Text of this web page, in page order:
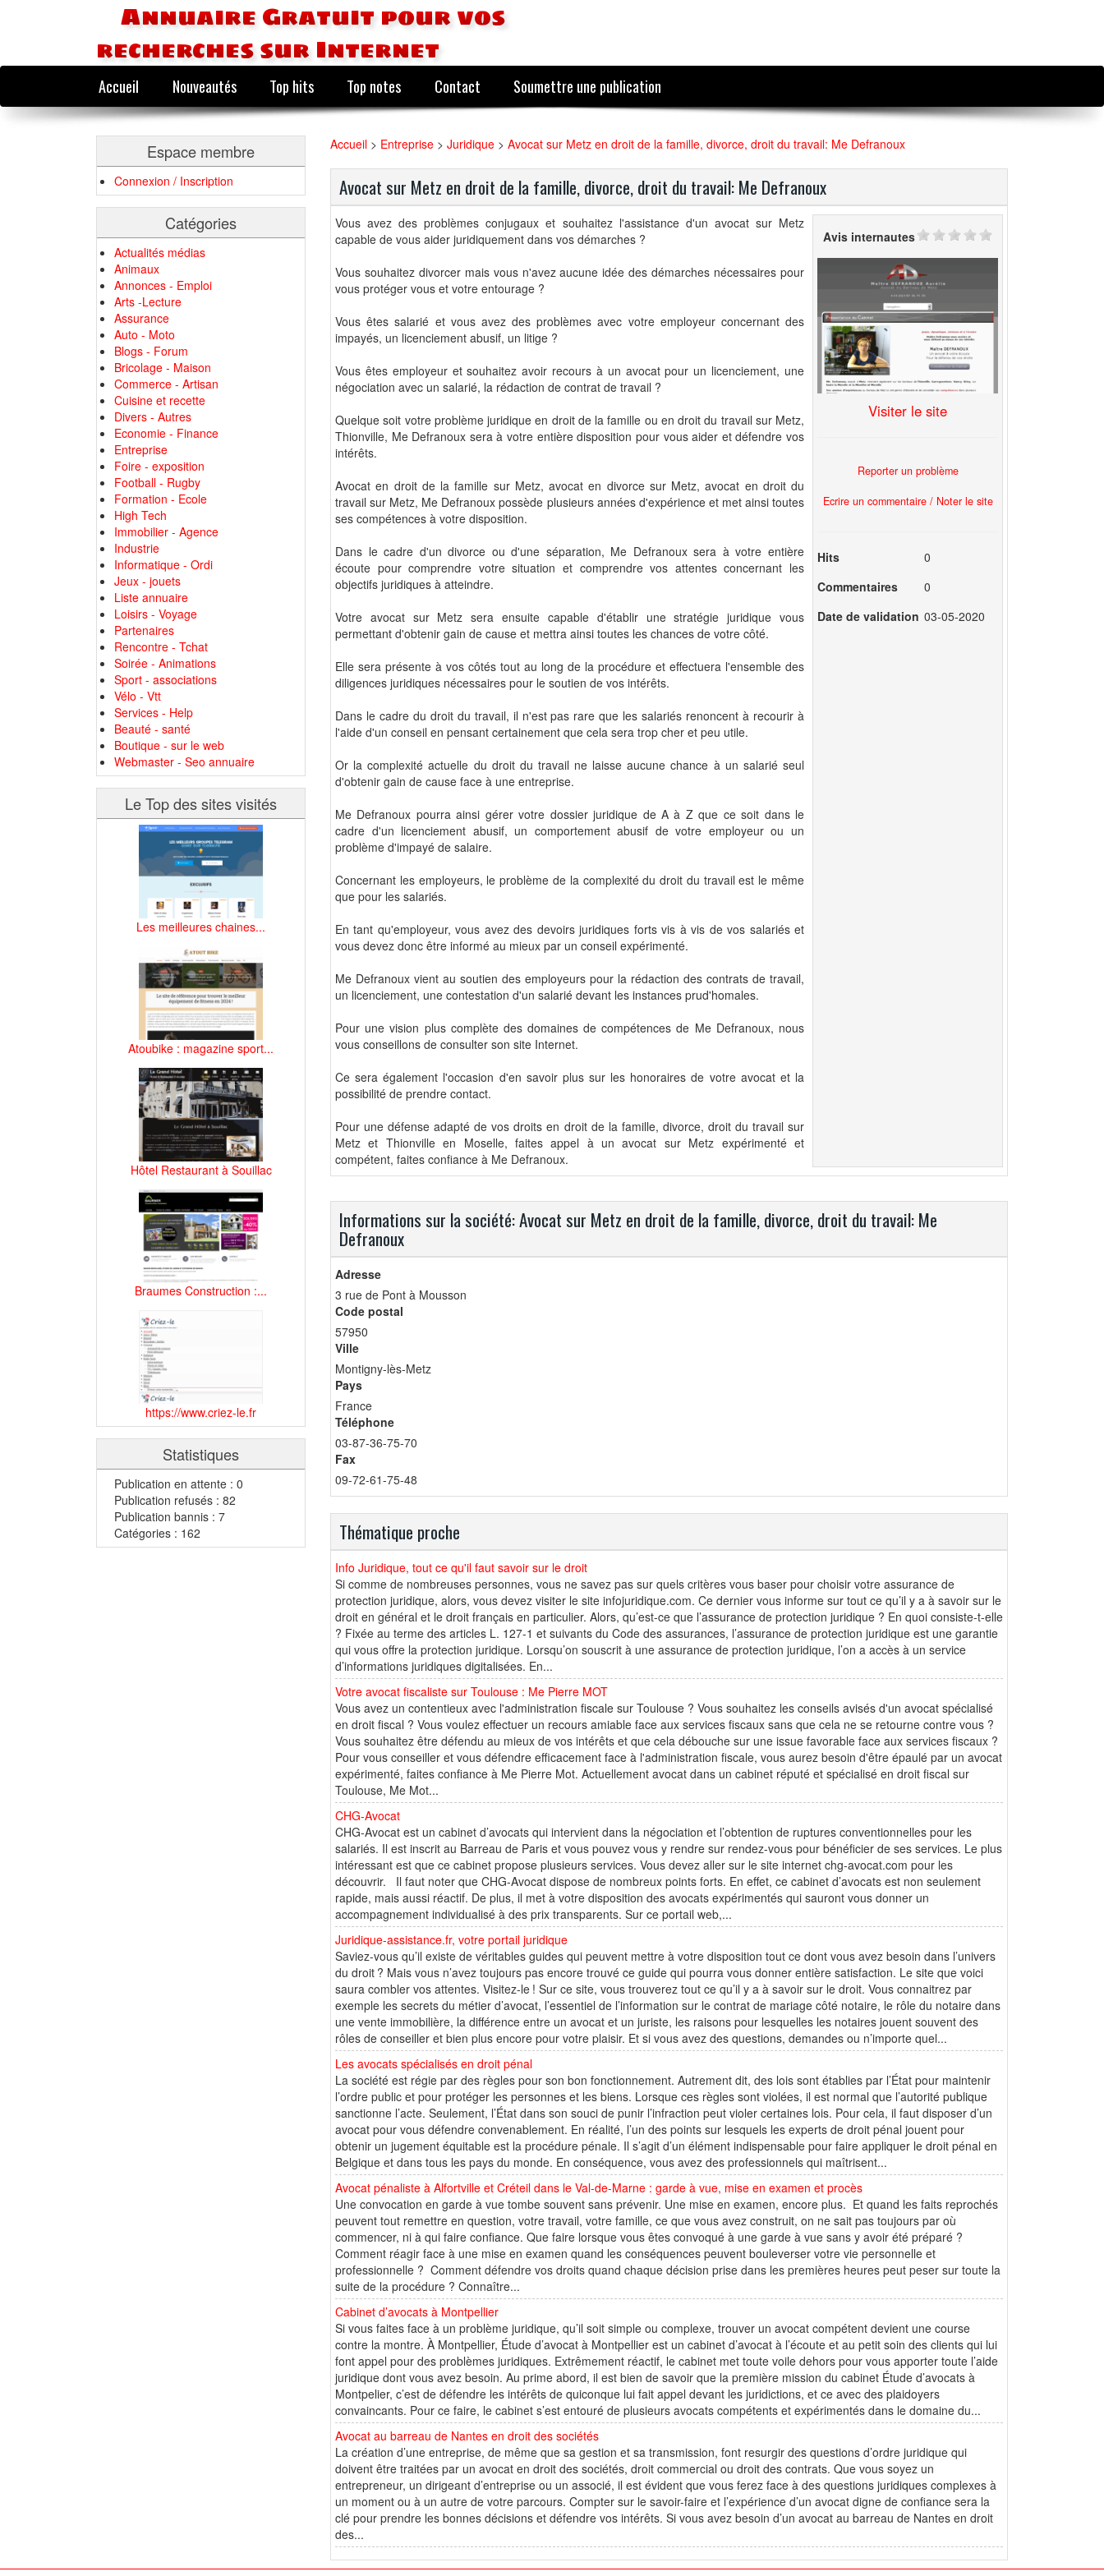
Annuaire Gratuit pour vos
recherches sur Internet
Accueil Nouveautés Top hits Top notes Contact Soumettre une publication
Espace membre
Connexion / Inscription
Catégories
Actualités médias
Animaux
Annonces - Emploi
Arts -Lecture
Assurance
Auto - Moto
Blogs - Forum
Bricolage - Maison
Commerce - Artisan
Cuisine et recette
Divers - Autres
Economie - Finance
Entreprise
Foire - exposition
Football - Rugby
Formation - Ecole
High Tech
Immobilier - Agence
Industrie
Informatique - Ordi
Jeux - jouets
Liste annuaire
Loisirs - Voyage
Partenaires
Rencontre - Tchat
Soirée - Animations
Sport - associations
Vélo - Vtt
Services - Help
Beauté - santé
Boutique - sur le web
Webmaster - Seo annuaire
Le Top des sites visités
Les meilleures chaines...
Atoubike : magazine sport...
Hôtel Restaurant à Souillac
Braumes Construction :...
https://www.criez-le.fr
Statistiques
Publication en attente : 0
Publication refusés : 82
Publication bannis : 7
Catégories : 162
Accueil > Entreprise > Juridique > Avocat sur Metz en droit de la famille, divorce, droit du travail: Me Defranoux
Avocat sur Metz en droit de la famille, divorce, droit du travail: Me Defranoux
Vous avez des problèmes conjugaux et souhaitez l'assistance d'un avocat sur Metz
capable de vous aider juridiquement dans vos démarches ?
Vous souhaitez divorcer mais vous n'avez aucune idée des démarches nécessaires pour
vous protéger vous et votre entourage ?
Vous êtes salarié et vous avez des problèmes avec votre employeur concernant des
impayés, un licenciement abusif, un litige ?
Vous êtes employeur et souhaitez avoir recours à un avocat pour un licenciement, une
négociation avec un salarié, la rédaction de contrat de travail ?
Quelque soit votre problème juridique en droit de la famille ou en droit du travail sur Metz,
Thionville, Me Defranoux sera à votre entière disposition pour vous aider et défendre vos
intérêts.
Avocat en droit de la famille sur Metz, avocat en divorce sur Metz, avocat en droit du
travail sur Metz, Me Defranoux possède plusieurs années d'expérience et met ainsi toutes
ses compétences à votre disposition.
Dans le cadre d'un divorce ou d'une séparation, Me Defranoux sera à votre entière
écoute pour comprendre votre situation et comprendre vos attentes concernant les
objectifs juridiques à atteindre.
Votre avocat sur Metz sera ensuite capable d'établir une stratégie juridique vous
permettant d'obtenir gain de cause et mettra ainsi toutes les chances de votre côté.
Elle sera présente à vos côtés tout au long de la procédure et effectuera l'ensemble des
diligences juridiques nécessaires pour le soutien de vos intérêts.
Dans le cadre du droit du travail, il n'est pas rare que les salariés renoncent à recourir à
l'aide d'un conseil en pensant certainement que cela sera trop cher et peu utile.
Or la complexité actuelle du droit du travail ne laisse aucune chance à un salarié seul
d'obtenir gain de cause face à une entreprise.
Me Defranoux pourra ainsi gérer votre dossier juridique de A à Z que ce soit dans le
cadre d'un licenciement abusif, un comportement abusif de votre employeur ou un
problème d'impayé de salaire.
Concernant les employeurs, le problème de la complexité du droit du travail est le même
que pour les salariés.
En tant qu'employeur, vous avez des devoirs juridiques forts vis à vis de vos salariés et
vous devez donc être informé au mieux par un conseil expérimenté.
Me Defranoux vient au soutien des employeurs pour la rédaction des contrats de travail,
un licenciement, une contestation d'un salarié devant les instances prud'homales.
Pour une vision plus complète des domaines de compétences de Me Defranoux, nous
vous conseillons de consulter son site Internet.
Ce sera également l'occasion d'en savoir plus sur les honoraires de votre avocat et la
possibilité de prendre contact.
Pour une défense adapté de vos droits en droit de la famille, divorce, droit du travail sur
Metz et Thionville en Moselle, faites appel à un avocat sur Metz expérimenté et
compétent, faites confiance à Me Defranoux.
Avis internautes
Visiter le site
Reporter un problème
Ecrire un commentaire / Noter le site
Hits
0
Commentaires
0
Date de validation 03-05-2020
Informations sur la société: Avocat sur Metz en droit de la famille, divorce, droit du travail: Me
Defranoux
Adresse
3 rue de Pont à Mousson
Code postal
57950
Ville
Montigny-lès-Metz
Pays
France
Téléphone
03-87-36-75-70
Fax
09-72-61-75-48
Thématique proche
Info Juridique, tout ce qu'il faut savoir sur le droit
Si comme de nombreuses personnes, vous ne savez pas sur quels critères vous baser pour choisir votre assurance de
protection juridique, alors, vous devez visiter le site infojuridique.com. Ce dernier vous informe sur tout ce qu’il y a à savoir sur le
droit en général et le droit français en particulier. Alors, qu’est-ce que l’assurance de protection juridique ? En quoi consiste-t-elle
? Fixée au terme des articles L. 127-1 et suivants du Code des assurances, l’assurance de protection juridique est une garantie
qui vous offre la protection juridique. Lorsqu’on souscrit à une assurance de protection juridique, l’on a accès à un service
d’informations juridiques digitalisées. En...
Votre avocat fiscaliste sur Toulouse : Me Pierre MOT
Vous avez un contentieux avec l'administration fiscale sur Toulouse ? Vous souhaitez les conseils avisés d'un avocat spécialisé
en droit fiscal ? Vous voulez effectuer un recours amiable face aux services fiscaux sans que cela ne se retourne contre vous ?
Vous souhaitez être défendu au mieux de vos intérêts et que cela débouche sur une issue favorable face aux services fiscaux ?
Pour vous conseiller et vous défendre efficacement face à l'administration fiscale, vous aurez besoin d'être épaulé par un avocat
expérimenté, faites confiance à Me Pierre Mot. Actuellement avocat dans un cabinet réputé et spécialisé en droit fiscal sur
Toulouse, Me Mot...
CHG-Avocat
CHG-Avocat est un cabinet d’avocats qui intervient dans la négociation et l’obtention de ruptures conventionnelles pour les
salariés. Il est inscrit au Barreau de Paris et vous pouvez vous y rendre sur rendez-vous pour bénéficier de ses services. Le plus
intéressant est que ce cabinet propose plusieurs services. Vous devez aller sur le site internet chg-avocat.com pour les
découvrir. Il faut noter que CHG-Avocat dispose de nombreux points forts. En effet, ce cabinet d’avocats est non seulement
rapide, mais aussi réactif. De plus, il met à votre disposition des avocats expérimentés qui sauront vous donner un
accompagnement individualisé à des prix transparents. Sur ce portail web,...
Juridique-assistance.fr, votre portail juridique
Saviez-vous qu’il existe de véritables guides qui peuvent mettre à votre disposition tout ce dont vous avez besoin dans l’univers
du droit ? Mais vous n’avez toujours pas encore trouvé ce guide qui pourra vous donner entière satisfaction. Le site que voici
saura combler vos attentes. Visitez-le ! Sur ce site, vous trouverez tout ce qu’il y a à savoir sur le droit. Vous connaitrez par
exemple les secrets du métier d’avocat, l’essentiel de l’information sur le contrat de mariage côté notaire, le rôle du notaire dans
une vente immobilière, la différence entre un avocat et un juriste, les raisons pour lesquelles les notaires jouent souvent des
rôles de conseiller et bien plus encore pour votre plaisir. Et si vous avez des questions, demandes ou n’importe quel...
Les avocats spécialisés en droit pénal
La société est régie par des règles pour son bon fonctionnement. Autrement dit, des lois sont établies par l’État pour maintenir
l’ordre public et pour protéger les personnes et les biens. Lorsque ces règles sont violées, il est normal que l’autorité publique
sanctionne l’acte. Seulement, l’État dans son souci de punir l’infraction peut violer certaines lois. Pour cela, il faut disposer d’un
avocat pour vous défendre convenablement. En réalité, l’un des points sur lesquels les experts de droit pénal jouent pour
obtenir un jugement équitable est la procédure pénale. Il s’agit d’un élément indispensable pour faire appliquer le droit pénal en
Belgique et dans tous les pays du monde. En conséquence, vous avez des professionnels qui maîtrisent...
Avocat pénaliste à Alfortville et Créteil dans le Val-de-Marne : garde à vue, mise en examen et procès
Une convocation en garde à vue tombe souvent sans prévenir. Une mise en examen, encore plus. Et quand les faits reprochés
peuvent tout remettre en question, votre travail, votre famille, ce que vous avez construit, on ne sait pas toujours par où
commencer, ni à qui faire confiance. Que faire lorsque vous êtes convoqué à une garde à vue sans y avoir été préparé ?
Comment réagir face à une mise en examen quand les conséquences peuvent bouleverser votre vie personnelle et
professionnelle ? Comment défendre vos droits quand chaque décision prise dans les premières heures peut peser sur toute la
suite de la procédure ? Connaître...
Cabinet d’avocats à Montpellier
Si vous faites face à un problème juridique, qu’il soit simple ou complexe, trouver un avocat compétent devient une course
contre la montre. À Montpellier, Étude d’avocat à Montpellier est un cabinet d’avocat à l’écoute et au petit soin des clients qui lui
font appel pour des problèmes juridiques. Extrêmement réactif, le cabinet met toute voile dehors pour vous apporter toute l’aide
juridique dont vous avez besoin. Au prime abord, il est bien de savoir que la première mission du cabinet Étude d’avocats à
Montpelier, c’est de défendre les intérêts de quiconque lui fait appel devant les juridictions, et ce avec des plaidoyers
convaincants. Pour ce faire, le cabinet s’est entouré de plusieurs avocats compétents et expérimentés dans le domaine du...
Avocat au barreau de Nantes en droit des sociétés
La création d’une entreprise, de même que sa gestion et sa transmission, font resurgir des questions d’ordre juridique qui
doivent être traitées par un avocat en droit des sociétés, droit commercial ou droit des contrats. Que vous soyez un
entrepreneur, un dirigeant d’entreprise ou un associé, il est évident que vous ferez face à des questions juridiques complexes à
un moment ou à un autre de votre parcours. Compter sur le savoir-faire et l’expérience d’un avocat digne de confiance sera la
clé pour prendre les bonnes décisions et défendre vos intérêts. Si vous avez besoin d’un avocat au barreau de Nantes en droit
des...